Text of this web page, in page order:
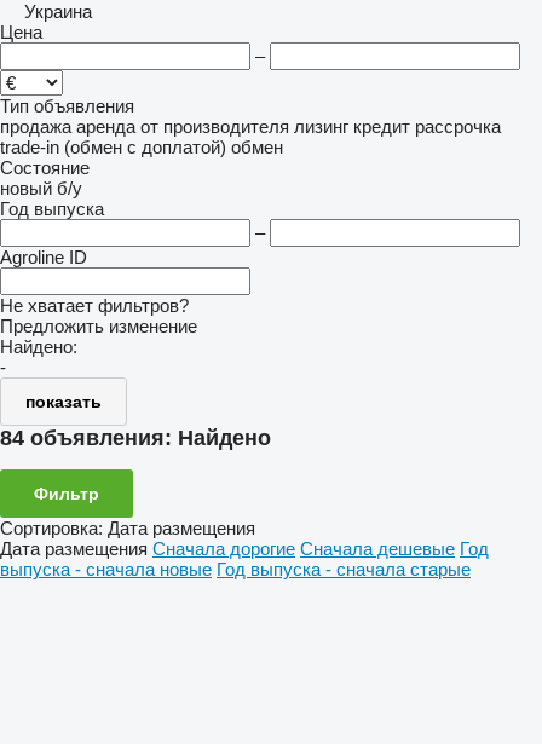
Украина
Цена
–
Тип объявления
продажа аренда от производителя лизинг кредит рассрочка
trade-in (обмен с доплатой) обмен
Состояние
новый б/у
Год выпуска
–
Agroline ID
Не хватает фильтров?
Предложить изменение
Найдено:
-
показать
84 объявления: Найдено
Фильтр
Сортировка: Дата размещения
Дата размещения Сначала дорогие Сначала дешевые Год
выпуска - сначала новые Год выпуска - сначала старые